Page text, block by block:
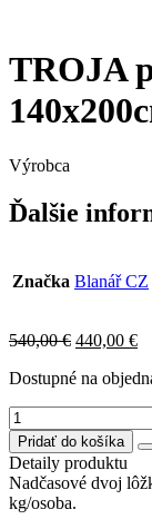
TROJA
Výrobca
Ďalšie
Značka Blanář CZ
540,00€ Original
was:
440,00 €
is:
Dostupné na
množstvo
TROJA
posteľ
140x200cm,nožičky
chróm
Pridať do košíka
Detaily produktu
Nadčasové dvoj
kg/osoba.